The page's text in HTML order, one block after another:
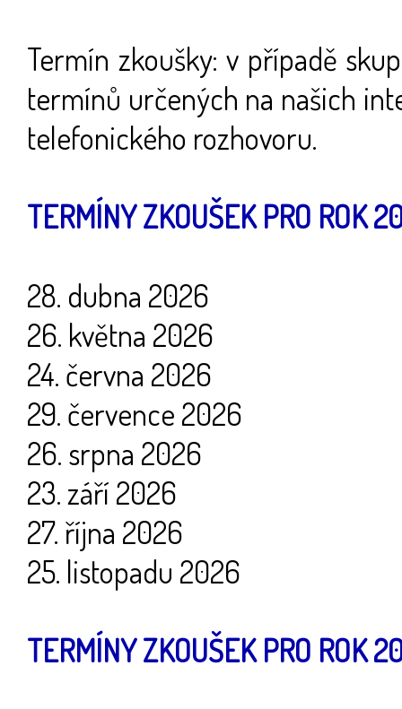
Termín zkoušky: v případě
termínů určených na našich
telefonického rozhovoru.
TERMÍNY ZKOUŠEK PRO ROK
28. dubna 2026
26. května 2026
24. června 2026
29. července 2026
26. srpna 2026
23. září 2026
27. října 2026
25. listopadu 2026
TERMÍNY ZKOUŠEK PRO ROK